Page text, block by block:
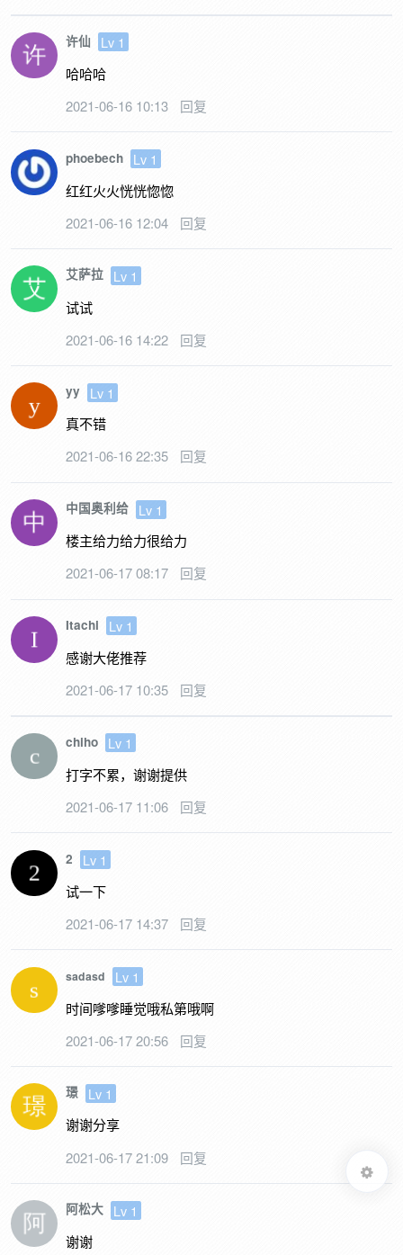
许仙
Lv 1
哈哈哈
2021-06-16 10:13
回复
phoebech
Lv 1
红红火火恍恍惚惚
2021-06-16 12:04
回复
艾萨拉
Lv 1
试试
2021-06-16 14:22
回复
yy
Lv 1
真不错
2021-06-16 22:35
回复
中国奥利给
Lv 1
楼主给力给力很给力
2021-06-17 08:17
回复
Itachi
Lv 1
感谢大佬推荐
2021-06-17 10:35
回复
chiho
Lv 1
打字不累，谢谢提供
2021-06-17 11:06
回复
2
Lv 1
试一下
2021-06-17 14:37
回复
sadasd
Lv 1
时间嗲嗲睡觉哦私第哦啊
2021-06-17 20:56
回复
璟
Lv 1
谢谢分享
2021-06-17 21:09
回复
阿松大
Lv 1
谢谢